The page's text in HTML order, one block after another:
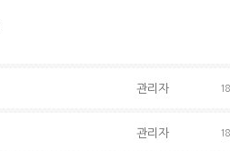
관리자
관리자